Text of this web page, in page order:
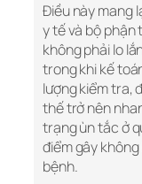
Điều này mang
y tế và bộ phận
không phải lo
trong khi kế
lượng kiểm tra,
thế trở nên
trạng ùn tắc ở
điểm gây
bệnh.